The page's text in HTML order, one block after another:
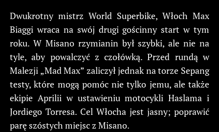
Dwukrotny mistrz World Superbike, Włoch Max
Biaggi wraca na swój drugi gościnny start w tym
roku. W Misano rzymianin był szybki, ale nie na
tyle, aby powalczyć z czołówką. Przed rundą w
Malezji „Mad Max” zaliczył jednak na torze Sepang
testy, które mogą pomóc nie tylko jemu, ale także
ekipie Aprilii w ustawieniu motocykli Haslama i
Jordiego Torresa. Cel Włocha jest jasny; poprawić
parę szóstych miejsc z Misano.